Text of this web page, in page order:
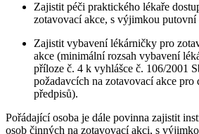
Zajistit péči praktického lékaře
zotavovací akce, s výjimkou putovní
Zajistit vybavení lékárničky pro
akce (minimální rozsah vybavení
příloze č. 4 k vyhlášce č. 106/2001
požadavcích na zotavovací akce pro
předpisů).
Pořádající osoba je dále povinna zajistit
osob činných na zotavovací akci, s